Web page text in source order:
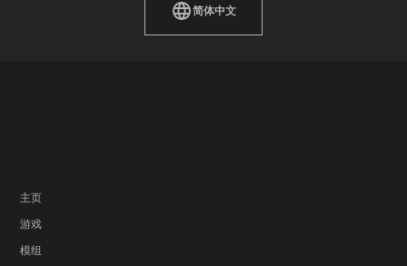
简体中文
主页
游戏
模组